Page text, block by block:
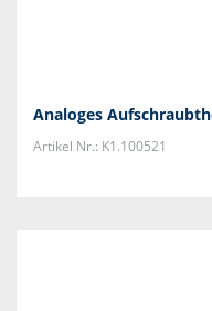
Analoges
Artikel Nr.: K1.100521